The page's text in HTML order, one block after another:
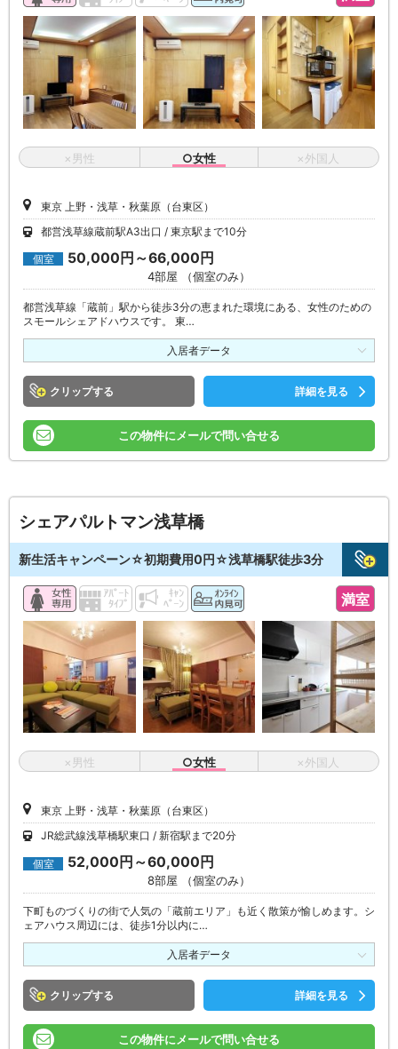
×男性 ○女性 ×外国人
東京 上野・浅草・秋葉原（台東区）
都営浅草線蔵前駅A3出口
東京駅まで10分
個室 50,000円～66,000円
4部屋 （個室のみ）
都営浅草線「蔵前」駅から徒歩3分の恵まれた環境にある、女性のための
スモールシェアドハウスです。 東…
入居者データ
クリップ 詳細を見る
この物件にメールで問い合せる
シェアパルトマン浅草橋
新生活キャンペーン☆初期費用0円☆浅草橋駅徒歩3分
満室
×男性 ○女性 ×外国人
東京 上野・浅草・秋葉原（台東区）
JR総武線浅草橋駅東口
新宿駅まで20分
個室 52,000円～60,000円
8部屋 （個室のみ）
下町ものづくりの街で人気の「蔵前エリア」も近く散策が愉しめます。シ
ェアハウス周辺には、徒歩1分以内に…
入居者データ
クリップ 詳細を見る
この物件にメールで問い合せる